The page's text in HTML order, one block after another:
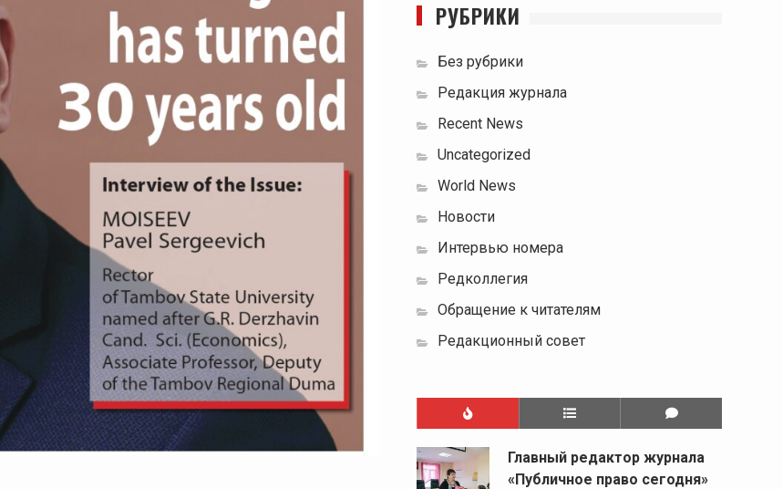
РУБРИКИ
Без рубрики
Редакция журнала
Recent News
Uncategorized
World News
Новости
Интервью номера
Редколлегия
Обращение к читателям
Редакционный совет
Главный редактор журнала
«Публичное право сегодня»